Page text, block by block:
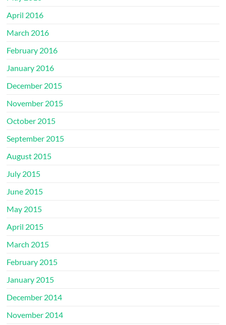
April 2016
March 2016
February 2016
January 2016
December 2015
November 2015
October 2015
September 2015
August 2015
July 2015
June 2015
May 2015
April 2015
March 2015
February 2015
January 2015
December 2014
November 2014